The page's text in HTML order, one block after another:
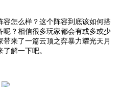
怎么样？这个阵容到底该如何搭
呢？相信很多玩家都会有或多或少
来了一篇云顶之弈暴力耀光天月
解一下吧。